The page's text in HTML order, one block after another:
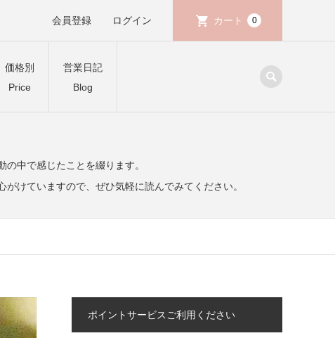
会員登録 ログイン カート 0
価格別
Price
営業日記
Blog
中で感じたことを綴ります。
けていますので、ぜひ気軽に読んでみてください。
ポイントサービスご利用ください